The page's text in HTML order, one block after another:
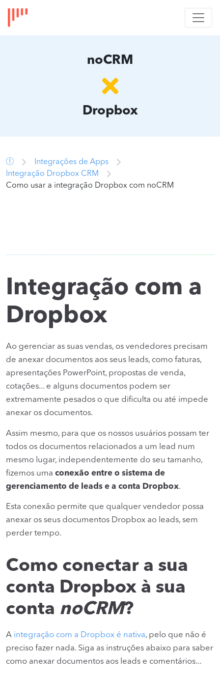
noCRM
Dropbox
Integrações de Apps
Integração Dropbox CRM
Como usar a integração Dropbox com noCRM
Integração com a
Dropbox
Ao gerenciar as suas vendas, os vendedores precisam
de anexar documentos aos seus leads, como faturas,
apresentações PowerPoint, propostas de venda,
cotações... e alguns documentos podem ser
extremamente pesados o que dificulta ou até impede
anexar os documentos.
Assim mesmo, para que os nossos usuários possam ter
todos os documentos relacionados a um lead num
mesmo lugar, independentemente do seu tamanho,
fizemos uma conexão entre o sistema de
gerenciamento de leads e a conta Dropbox.
Esta conexão permite que qualquer vendedor possa
anexar os seus documentos Dropbox ao leads, sem
perder tempo.
Como conectar a sua
conta Dropbox à sua
conta noCRM?
A integração com a Dropbox é nativa, pelo que não é
preciso fazer nada. Siga as instruções abaixo para saber
como anexar documentos aos leads e comentários...